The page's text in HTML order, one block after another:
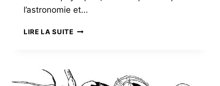
l’astronomie et…
LIRE LA SUITELES